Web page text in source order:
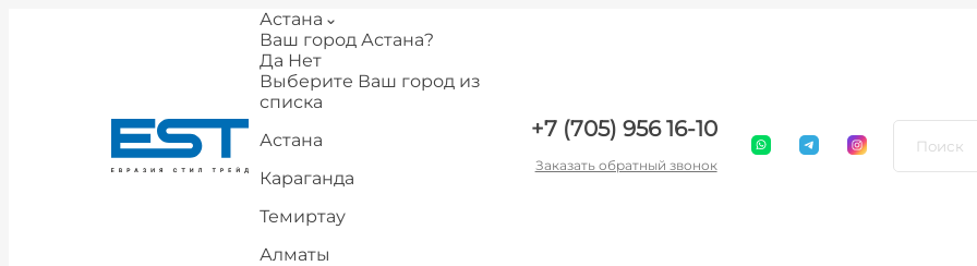
Астана
Ваш город Астана?
Да Нет
Выберите Ваш город из
списка
Астана
Караганда
Темиртау
Алматы
+7 (705) 956 16-10
Заказать обратный звонок